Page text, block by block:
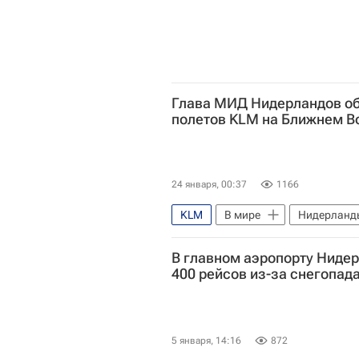
Глава МИД Нидерландов
полетов KLM на Ближнем
24 января, 00:37 1166
KLM В мире
В главном аэропорту
400 рейсов из-за
5 января, 14:16 872